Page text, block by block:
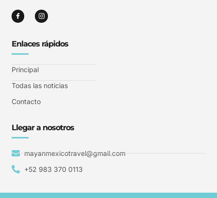
Enlaces rápidos
Principal
Todas las noticias
Contacto
Llegar a nosotros
mayanmexicotravel@gmail.com
+52 983 370 0113